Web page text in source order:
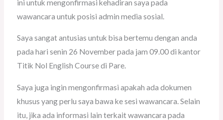
ini untuk mengonfirmasi kehadiran saya pada
wawancara untuk posisi admin media sosial.
Saya sangat antusias untuk bisa bertemu dengan anda
pada hari senin 26 November pada jam 09.00 di kantor
Titik Nol English Course di Pare.
Saya juga ingin mengonfirmasi apakah ada dokumen
khusus yang perlu saya bawa ke sesi wawancara. Selain
itu, jika ada informasi lain terkait wawancara pada